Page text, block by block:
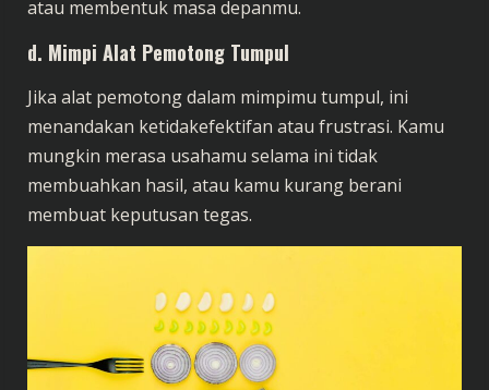
atau membentuk masa depanmu.
d. Mimpi Alat Pemotong Tumpul
Jika alat pemotong dalam mimpimu tumpul, ini
menandakan ketidakefektifan atau frustrasi. Kamu
mungkin merasa usahamu selama ini tidak
membuahkan hasil, atau kamu kurang berani
membuat keputusan tegas.